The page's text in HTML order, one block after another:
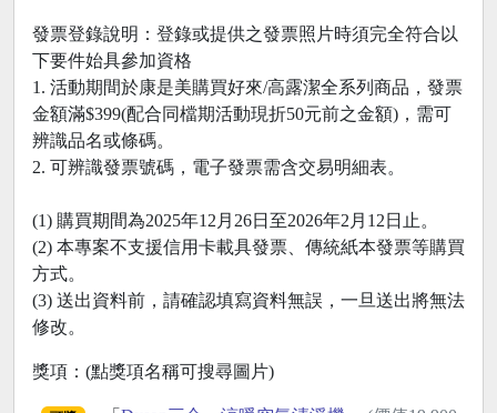
發票登錄說明：登錄或提供之發票照片時須完全符合以
下要件始具參加資格
1. 活動期間於康是美購買好來/高露潔全系列商品，發票
金額滿$399(配合同檔期活動現折50元前之金額)，需可
辨識品名或條碼。
2. 可辨識發票號碼，電子發票需含交易明細表。
(1) 購買期間為2025年12月26日至2026年2月12日止。
(2) 本專案不支援信用卡載具發票、傳統紙本發票等購買
方式。
(3) 送出資料前，請確認填寫資料無誤，一旦送出將無法
修改。
獎項：(點獎項名稱可搜尋圖片)